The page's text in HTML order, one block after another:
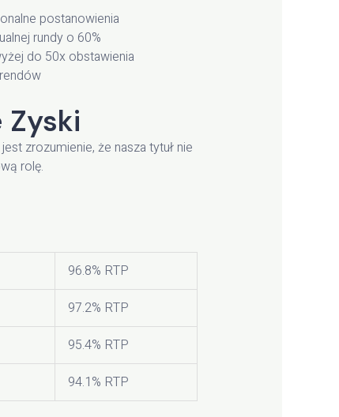
postanowienia
rundy o 60%
do 50x obstawienia
Zyski
zrozumienie, że nasza tytuł nie
rolę.
96.8% RTP
97.2% RTP
95.4% RTP
94.1% RTP